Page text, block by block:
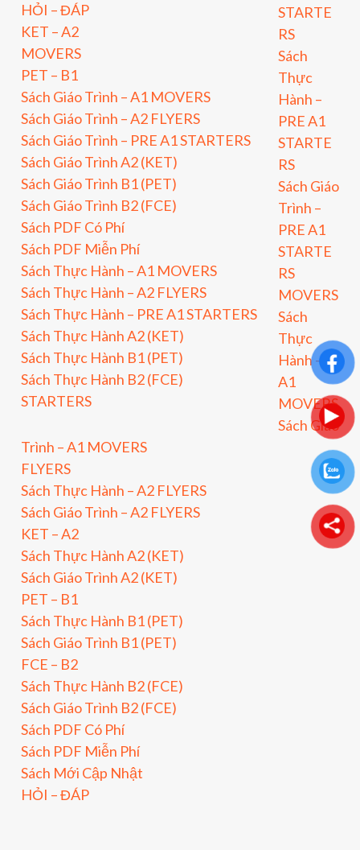
HỎI – ĐÁP
KET – A2
MOVERS
PET – B1
Sách Giáo Trình – A1 MOVERS
Sách Giáo Trình – A2 FLYERS
Sách Giáo Trình – PRE A1 STARTERS
Sách Giáo Trình A2 (KET)
Sách Giáo Trình B1 (PET)
Sách Giáo Trình B2 (FCE)
Sách PDF Có Phí
Sách PDF Miễn Phí
Sách Thực Hành – A1 MOVERS
Sách Thực Hành – A2 FLYERS
Sách Thực Hành – PRE A1 STARTERS
Sách Thực Hành A2 (KET)
Sách Thực Hành B1 (PET)
Sách Thực Hành B2 (FCE)
STARTERS
STARTE
RS
Sách
Thực
Hành –
PRE A1
STARTE
RS
Sách Giáo
Trình –
PRE A1
STARTE
RS
MOVERS
Sách
Thực
Hành –
A1
MOVERS
Sách Giáo
Trình – A1 MOVERS
FLYERS
Sách Thực Hành – A2 FLYERS
Sách Giáo Trình – A2 FLYERS
KET – A2
Sách Thực Hành A2 (KET)
Sách Giáo Trình A2 (KET)
PET – B1
Sách Thực Hành B1 (PET)
Sách Giáo Trình B1 (PET)
FCE – B2
Sách Thực Hành B2 (FCE)
Sách Giáo Trình B2 (FCE)
Sách PDF Có Phí
Sách PDF Miễn Phí
Sách Mới Cập Nhật
HỎI – ĐÁP